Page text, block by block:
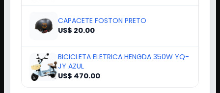
CAPACETE FOSTON PRETO
US$ 20.00
BICICLETA ELETRICA HENGDA 350W YQ-
JY AZUL
US$ 470.00